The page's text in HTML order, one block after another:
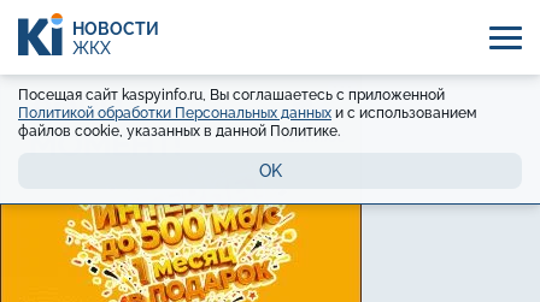
НОВОСТИ
ЖКХ
Посещая сайт kaspyinfo.ru, Вы соглашаетесь с приложенной
Политикой обработки Персональных данных и с использованием
файлов cookie, указанных в данной Политике.
OK